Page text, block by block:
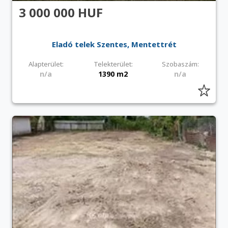
3 000 000 HUF
Eladó telek Szentes, Mentettrét
Alapterület: Telekterület: Szobaszám:
n/a 1390 m2 n/a